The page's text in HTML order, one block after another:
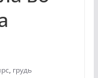
, грудь